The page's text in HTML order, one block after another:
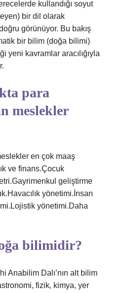
kullandığı soyut
bir dil olarak
görünüyor. Bu bakış
bir bilim (doğa bilimi)
yeni kavramlar aracılığıyla
para
meslekler
en çok maaş
ve finans.Çocuk
geliştirme
yönetimi.İnsan
yönetimi.Daha
bilimidir?
Anabilim Dalı’nın alt bilim
fizik, kimya, yer